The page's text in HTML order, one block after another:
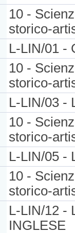
10 -
storico-
L-LIN/01 -
10 -
storico-
L-LIN/03 -
10 -
storico-
L-LIN/05 -
10 -
storico-
L-LIN/12 -
INGLESE